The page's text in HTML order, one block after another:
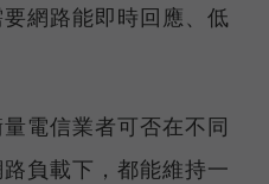
網路能即時回應、低
電信業者可否在不同
負載下，都能維持一